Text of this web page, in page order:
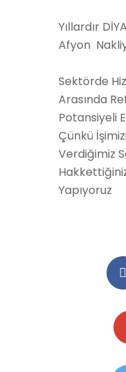
Yıllardır
Afyon
Sektörde
Arasında
Potansiyeli
Çünkü
Verdiğimiz
Yapıyoruz